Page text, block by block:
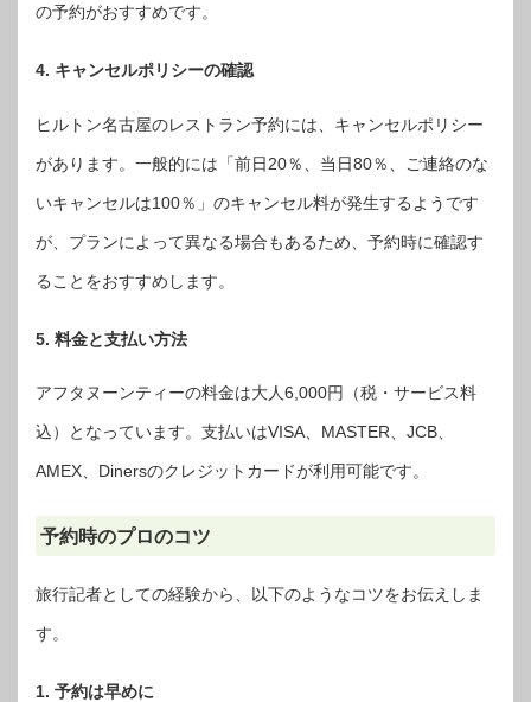
の予約がおすすめです。
4. キャンセルポリシーの確認
ヒルトン名古屋のレストラン予約には、キャンセルポリシー
があります。一般的には「前日20％、当日80％、ご連絡のな
いキャンセルは100％」のキャンセル料が発生するようです
が、プランによって異なる場合もあるため、予約時に確認す
ることをおすすめします。
5. 料金と支払い方法
アフタヌーンティーの料金は大人6,000円（税・サービス料
込）となっています。支払いはVISA、MASTER、JCB、
AMEX、Dinersのクレジットカードが利用可能です。
予約時のプロのコツ
旅行記者としての経験から、以下のようなコツをお伝えしま
す。
1. 予約は早めに